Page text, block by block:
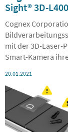
Cognex
mit der 3D-Laser-
Smart-Kamera
20.01.2021